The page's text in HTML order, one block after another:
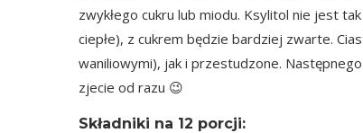
zwykłego cukru lub miodu. Ksylitol nie jest
ciepłe), z cukrem będzie bardziej zwarte.
waniliowymi), jak i przestudzone.
zjecie od razu 😉
Składniki na 12 porcji: